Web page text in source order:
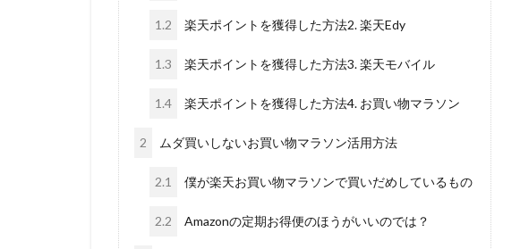
1.2 楽天ポイントを獲得した方法2. 楽天Edy
1.3 楽天ポイントを獲得した方法3. 楽天モバイル
1.4 楽天ポイントを獲得した方法4. お買い物マラソン
2 ムダ買いしないお買い物マラソン活用方法
2.1 僕が楽天お買い物マラソンで買いだめしているもの
2.2 Amazonの定期お得便のほうがいいのでは？